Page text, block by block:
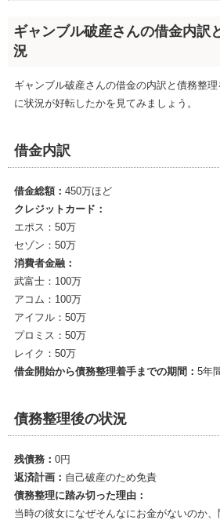
ギャンブル破産さんの借金内訳
況
ギャンブル破産さんの借金の内訳と債務整
に状況が好転したかを見てみましょう。
借金内訳
借金総額： 450万ほど
クレジットカード：
エポス：50万
セゾン：50万
消費者金融：
武富士：100万
アコム：100万
アイフル：50万
プロミス：50万
レイク：50万
借金開始から債務整理着手までの期間： 5年
債務整理後の状況
残債務： 0円
返済計画： 自己破産のため免責
債務整理に踏み切った理由：
当時の彼女になぜそんなにお金がないのか